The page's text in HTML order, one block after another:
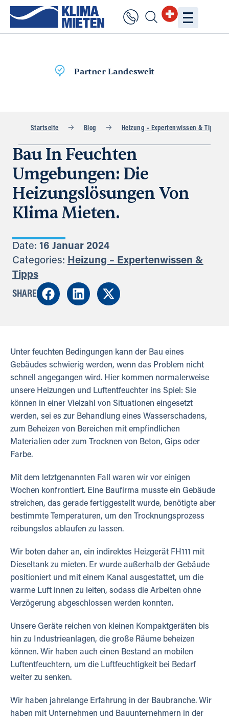
Lieferungam selben Tag
Startseite Blog Heizung – Expertenwissen & Tipps
Bau In Feuchten
Umgebungen: Die
Heizungslösungen Von
Klima Mieten.
Date: 16 Januar 2024
Categories: Heizung – Expertenwissen &
Tipps
SHARE
Unter feuchten Bedingungen kann der Bau eines
Gebäudes schwierig werden, wenn das Problem nicht
schnell angegangen wird. Hier kommen normalerweise
unsere Heizungen und Luftentfeuchter ins Spiel: Sie
können in einer Vielzahl von Situationen eingesetzt
werden, sei es zur Behandlung eines Wasserschadens,
zum Beheizen von Bereichen mit empfindlichen
Materialien oder zum Trocknen von Beton, Gips oder
Farbe.
Mit dem letztgenannten Fall waren wir vor einigen
Wochen konfrontiert. Eine Baufirma musste ein Gebäude
streichen, das gerade fertiggestellt wurde, benötigte aber
bestimmte Temperaturen, um den Trocknungsprozess
reibungslos ablaufen zu lassen.
Wir boten daher an, ein indirektes Heizgerät FH111 mit
Dieseltank zu mieten. Er wurde außerhalb der Gebäude
positioniert und mit einem Kanal ausgestattet, um die
warme Luft innen zu leiten, sodass die Arbeiten ohne
Verzögerung abgeschlossen werden konnten.
Unsere Geräte reichen von kleinen Kompaktgeräten bis
hin zu Industrieanlagen, die große Räume beheizen
können. Wir haben auch einen Bestand an mobilen
Luftentfeuchtern, um die Luftfeuchtigkeit bei Bedarf
weiter zu senken.
Wir haben jahrelange Erfahrung in der Baubranche. Wir
haben mit Unternehmen und Bauunternehmern in der